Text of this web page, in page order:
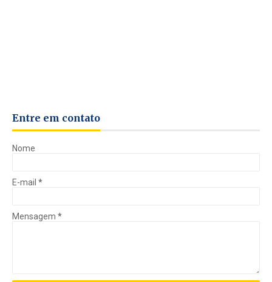
Entre em contato
Nome
E-mail *
Mensagem *